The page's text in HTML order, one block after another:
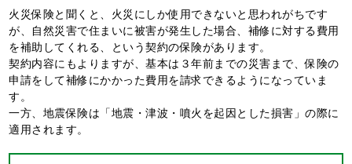
火災保険と聞くと、火災にしか使用できないと思われがちです
が、自然災害で住まいに被害が発生した場合、補修に対する費用
を補助してくれる、という契約の保険があります。
契約内容にもよりますが、基本は３年前までの災害まで、保険の
申請をして補修にかかった費用を請求できるようになっていま
す。
一方、地震保険は「地震・津波・噴火を起因とした損害」の際に
適用されます。